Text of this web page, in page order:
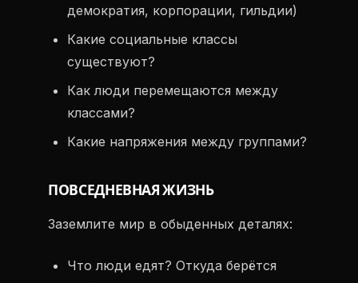
демократия, корпорации, гильдии)
Какие социальные классы
существуют?
Как люди перемещаются между
классами?
Какие напряжения между группами?
ПОВСЕДНЕВНАЯ ЖИЗНЬ
Заземлите мир в обыденных деталях:
Что люди едят? Откуда берётся